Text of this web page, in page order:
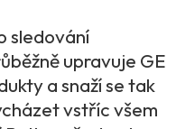
sledování
upravuje GE
a snaží se tak
vstříc všem